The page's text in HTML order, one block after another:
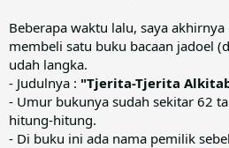
t
e
r
Beberapa waktu lalu, saya
membeli satu buku bacaan jadoel
udah langka.
- Judulnya : "Tjerita-Tjerita
- Umur bukunya sudah sekitar 62
hitung-hitung.
- Di buku ini ada nama pemilik